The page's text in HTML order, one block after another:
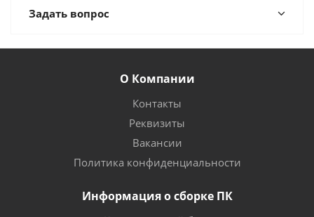
Задать вопрос
О Компании
Контакты
Реквизиты
Вакансии
Политика конфиденциальности
Информация о сборке ПК